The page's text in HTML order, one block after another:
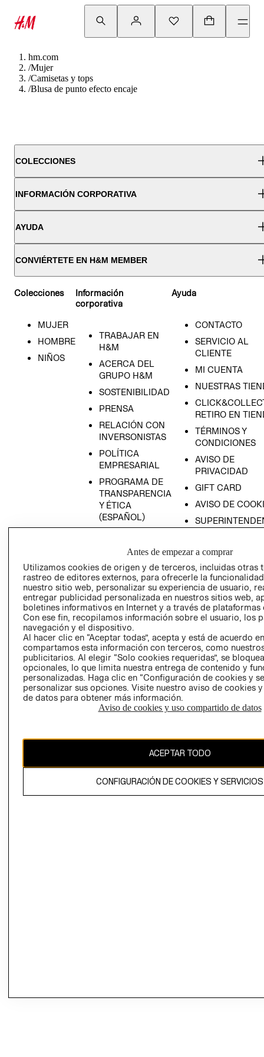
hm.com
/Mujer
/Camisetas y tops
/Blusa de punto efecto encaje
COLECCIONES
INFORMACIÓN CORPORATIVA
AYUDA
CONVIÉRTETE EN H&M MEMBER
Colecciones
MUJER
HOMBRE
NIÑOS
Información
corporativa
TRABAJAR EN
H&M
ACERCA DEL
GRUPO H&M
SOSTENIBILIDAD
PRENSA
RELACIÓN CON
INVERSONISTAS
POLÍTICA
EMPRESARIAL
PROGRAMA DE
TRANSPARENCIA
Y ÉTICA
(ESPAÑOL)
Y ÉTICA (INGLÉS)
Ayuda
CONTACTO
SERVICIO AL
CLIENTE
MI CUENTA
NUESTRAS
RETIRO EN
TÉRMINOS Y
CONDICIONES
AVISO DE
PRIVACIDAD
GIFT CARD
AVISO DE
QUEJAS Y
RECLAMOS
Colombia ($)
CAMBIAR REGIÓN
El contenido de esta página web está protegido por copyright y es
propiedad de H&M Hennes & Mauritz AB.
Antes de empezar a comprar
Utilizamos cookies de origen y de terceros, incluidas otras
rastreo de editores externos, para ofrecerle la
nuestro sitio web, personalizar su experiencia de usuario,
entregar publicidad personalizada en nuestros sitios web,
boletines informativos en Internet y a través de plataformas
Con ese fin, recopilamos información sobre el usuario, los
navegación y el dispositivo.
Al hacer clic en “Aceptar todas”, acepta y está de acuerdo
compartamos esta información con terceros, como
publicitarios. Al elegir “Solo cookies requeridas”, se
opcionales, lo que limita nuestra entrega de contenido y
personalizadas. Haga clic en “Configuración de cookies y
personalizar sus opciones. Visite nuestro aviso de cookies
de datos para obtener más información.
Aviso de cookies y uso compartido de datos
ACEPTAR TODO
CONFIGURACIÓN DE COOKIES Y SERVICIOS